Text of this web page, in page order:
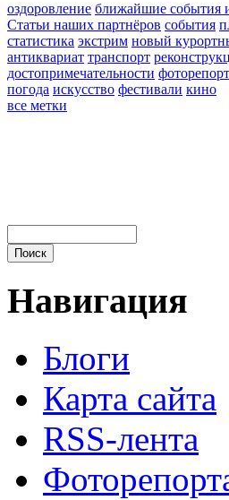
оздоровление ближайшие события
Статьи наших партнёров события
статистика экстрим новый
антиквариат транспорт
достопримечательности
погода искусство фестивали кино
все метки
Навигация
Блоги
Карта сайта
RSS-лента